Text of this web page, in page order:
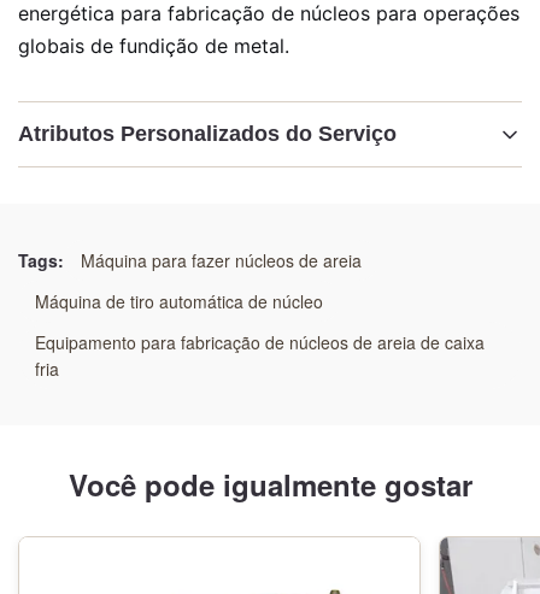
energética para fabricação de núcleos para operações
globais de fundição de metal.
Atributos Personalizados do Serviço
máquina de aperto pneumática do núcleo da areia
Tags:
Máquina para fazer núcleos de areia
Máquina de tiro automática de núcleo
Equipamento para fabricação de núcleos de areia de caixa
fria
Você pode igualmente gostar